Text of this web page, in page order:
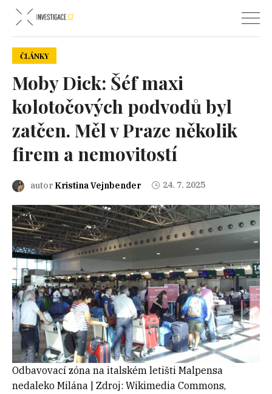
ČLÁNKY
Moby Dick: Šéf maxi
kolotočových podvodů byl
zatčen. Měl v Praze několik
firem a nemovitostí
autor Kristina Vejnbender 24. 7. 2025
Odbavovací zóna na italském letišti Malpensa
nedaleko Milána | Zdroj: Wikimedia Commons,